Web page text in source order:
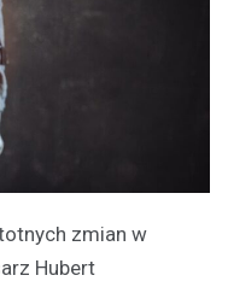
zmian w
Hubert